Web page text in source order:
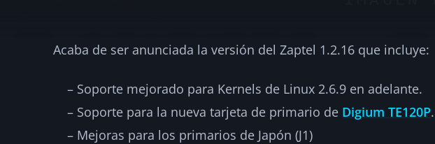
Zaptel 1.2.16 Released!
NOTICIAS ·2007-03-20·1 min de lectura·Por hellc2
Acaba de ser anunciada la versión del Zaptel 1.2.16 que incluye:
– Soporte mejorado para Kernels de Linux 2.6.9 en adelante.
– Soporte para la nueva tarjeta de primario de Digium TE120P.
– Mejoras para los primarios de Japón (J1)